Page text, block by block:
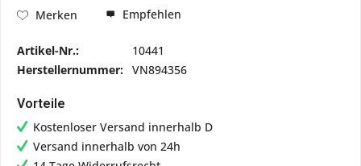
Merken Empfehlen
Artikel-Nr.:
10441
Herstellernummer: VN894356
Vorteile
Kostenloser Versand innerhalb D
Versand innerhalb von 24h